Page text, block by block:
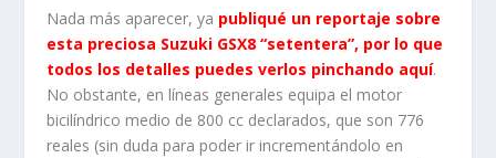
Nada más aparecer, ya publiqué un reportaje sobre
esta preciosa Suzuki GSX8 “setentera”, por lo que
todos los detalles puedes verlos pinchando aquí.
No obstante, en líneas generales equipa el motor
bicilíndrico medio de 800 cc declarados, que son 776
reales (sin duda para poder ir incrementándolo en